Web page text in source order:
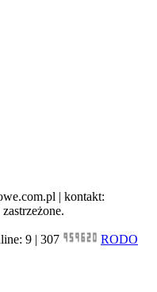
| kontakt:
9 | 307 RODO